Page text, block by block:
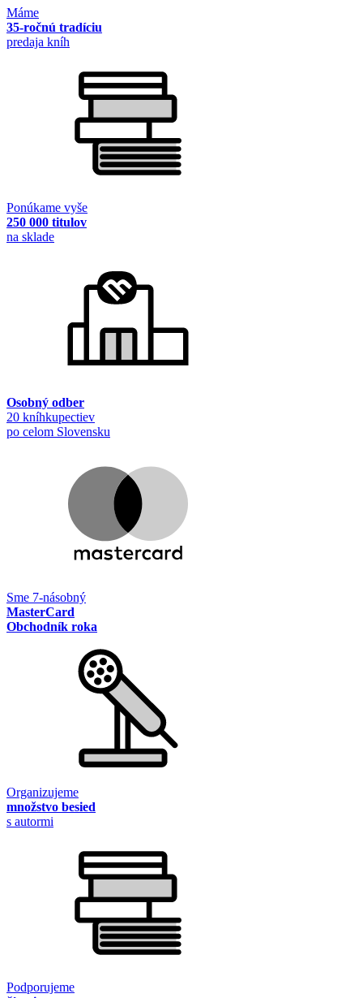
Máme
35-ročnú tradíciu
predaja kníh
Ponúkame vyše
250 000 titulov
na sklade
Osobný odber
20 kníhkupectiev
po celom Slovensku
Sme 7-násobný
MasterCard
Obchodník roka
Organizujeme
množstvo besied
s autormi
Podporujeme